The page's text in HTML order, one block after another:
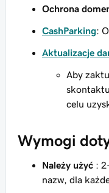
Ochrona
CashParking:
Aktualizacje
Aby
celu
Wymogi
Należy użyć :
nazw, dla